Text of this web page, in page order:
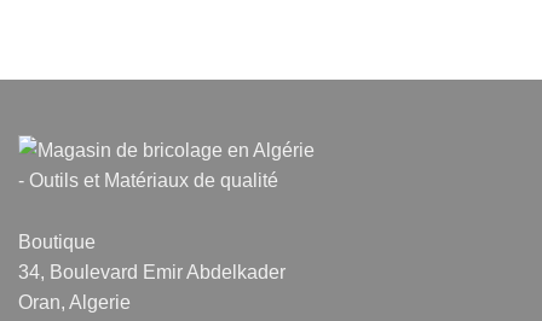
Boutique
34, Boulevard Emir Abdelkader
Oran, Algerie